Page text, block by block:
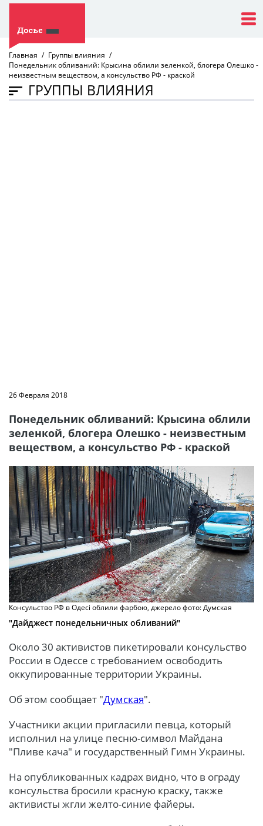
Главная
Группы влияния
Понедельник обливаний: Крысина облили зеленкой, блогера Олешко -
неизвестным веществом, а консульство РФ - краской
ГРУППЫ ВЛИЯНИЯ
26 Февраля 2018
Понедельник обливаний: Крысина облили
зеленкой, блогера Олешко - неизвестным
веществом, а консульство РФ - краской
Консульство РФ в Одесі облили фарбою, джерело фото: Думская
"Дайджест понедельничных обливаний"
Около 30 активистов пикетировали консульство
России в Одессе с требованием освободить
оккупированные территории Украины.
Об этом сообщает "Думская".
Участники акции пригласили певца, который
исполнил на улице песню-символ Майдана
"Пливе кача" и государственный Гимн Украины.
На опубликованных кадрах видно, что в ограду
консульства бросили красную краску, также
активисты жгли желто-синие файеры.